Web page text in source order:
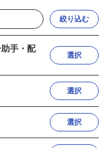
絞り込む
手・配
選択
選択
選択